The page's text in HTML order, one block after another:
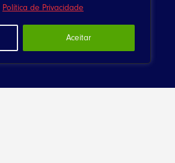
Política de Privacidade
Aceitar